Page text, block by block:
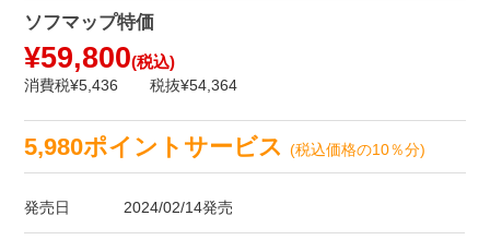
ソフマップ特価
¥59,800(税込)
消費税¥5,436 税抜¥54,364
5,980ポイントサービス(税込価格の10％分)
発売日 2024/02/14発売